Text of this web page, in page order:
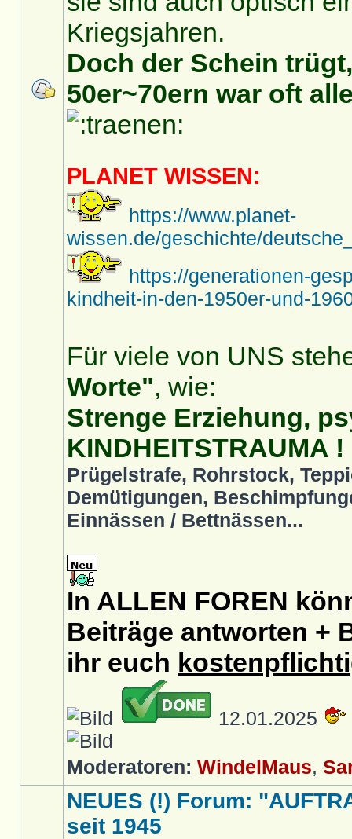
Kriegsjahren.
Doch der Schein
50er~70ern war oft
PLANET WISSEN:
https://www.planet-
wissen.de/geschichte/
https://generationen-
kindheit-in-den-1950er-und-
Für viele von UNS
Worte", wie:
Strenge Erziehung,
KINDHEITSTRAUMA !
Prügelstrafe, Rohrstock,
Demütigungen,
Einnässen / Bettnässen...
In ALLEN FOREN
Beiträge antworten +
ihr euch
12.01.2025
Moderatoren: WindelMaus,
NEUES (!) Forum:
seit 1945